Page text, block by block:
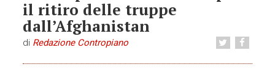
il ritiro delle truppe
dall’Afghanistan
di Redazione Contropiano